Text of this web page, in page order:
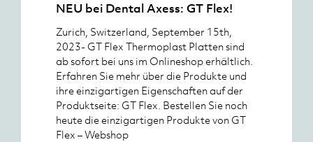
NEU bei Dental Axess: GT Flex!
Zurich, Switzerland, September 15th,
2023- GT Flex Thermoplast Platten sind
ab sofort bei uns im Onlineshop erhältlich.
Erfahren Sie mehr über die Produkte und
ihre einzigartigen Eigenschaften auf der
Produktseite: GT Flex. Bestellen Sie noch
heute die einzigartigen Produkte von GT
Flex – Webshop